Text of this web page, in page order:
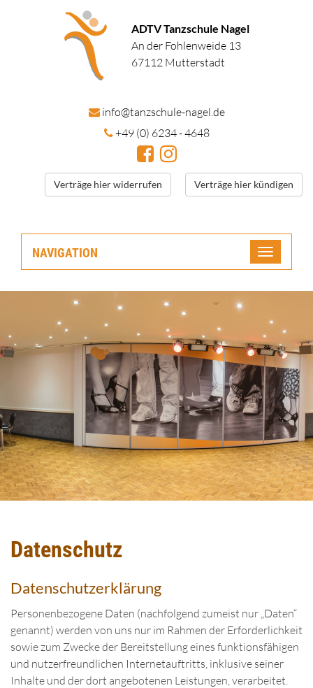
ADTV Tanzschule Nagel
An der Fohlenweide 13
67112 Mutterstadt
info@tanzschule-nagel.de
+49 (0) 6234 - 4648
Verträge hier widerrufen Verträge hier kündigen
NAVIGATION
Toggle
Datenschutz
Datenschutzerklärung
Personenbezogene Daten (nachfolgend zumeist nur „Daten“
genannt) werden von uns nur im Rahmen der Erforderlichkeit
sowie zum Zwecke der Bereitstellung eines funktionsfähigen
und nutzerfreundlichen Internetauftritts, inklusive seiner
Inhalte und der dort angebotenen Leistungen, verarbeitet.